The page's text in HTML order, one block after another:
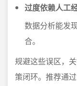
过度依赖人工经
数据分析能发
合。
规避这些误区，
策闭环。推荐通